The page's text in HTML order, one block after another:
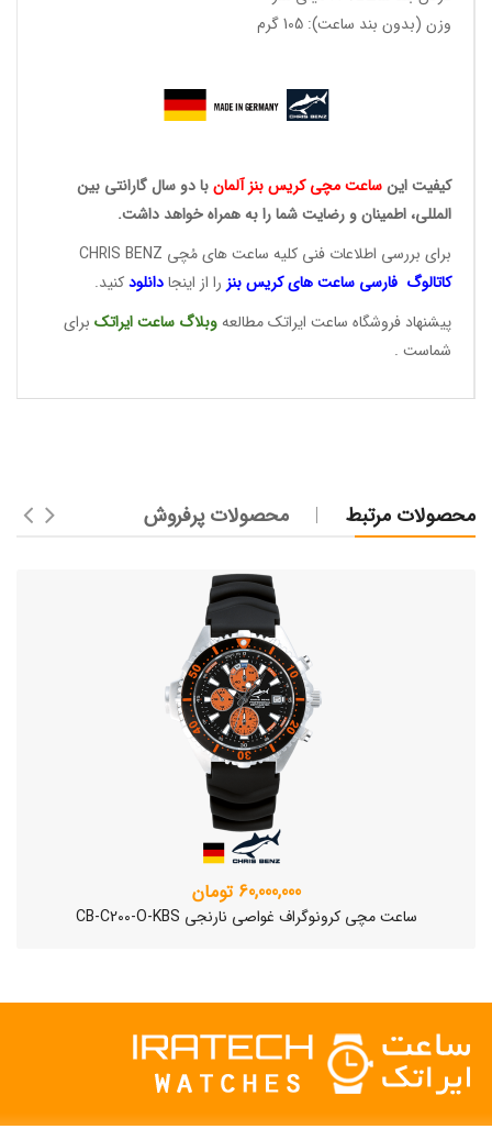
وزن (بدون بند ساعت): 105 گرم
کیفیت اینساعت مچی کریسبنز آلمانبا دو سال گارانتی بین
المللی، اطمینان و رضایت شما را به همراه خواهد داشت.
برای بررسی اطلاعات فنی کلیه ساعت های مُچی CHRIS BENZ
کاتالوگ فارسی ساعت هایکریس بنز را از اینجادانلودکنید.
پیشنهاد فروشگاه ساعت ایراتک مطالعهوبلاگ ساعتایراتک برای
شماست .
محصولات مرتبط محصولات پرفروش
60,000,000 تومان
ساعت مچی کرونوگراف غواصی نارنجی CB-C200-O-KBS